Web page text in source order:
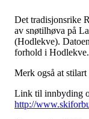
Det tradisjonsrike
av snøtilhøva på
(Hodlekve).
forhold i Hodlekve.
Merk også at
Link til innbyding
http://